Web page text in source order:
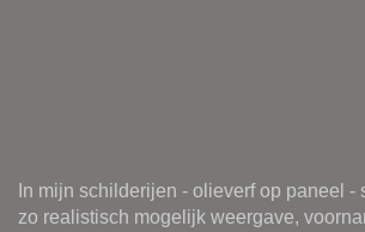
In mijn schilderijen - olieverf op paneel -
zo realistisch mogelijk weergave,